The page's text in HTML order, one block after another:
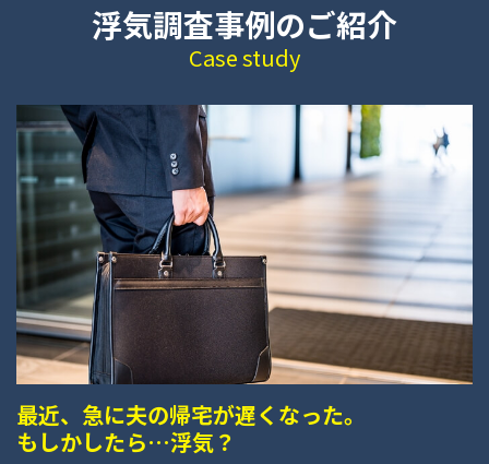
浮気調査事例のご紹介
Case study
最近、急に夫の帰宅が遅くなった。
もしかしたら…浮気？